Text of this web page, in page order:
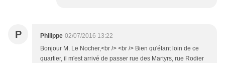
P Philippe 02/07/2016 13:22
Bonjour M. Le Nocher,<br /> <br /> Bien qu'étant loin de ce
quartier, il m'est arrivé de passer rue des Martyrs, rue Rodier